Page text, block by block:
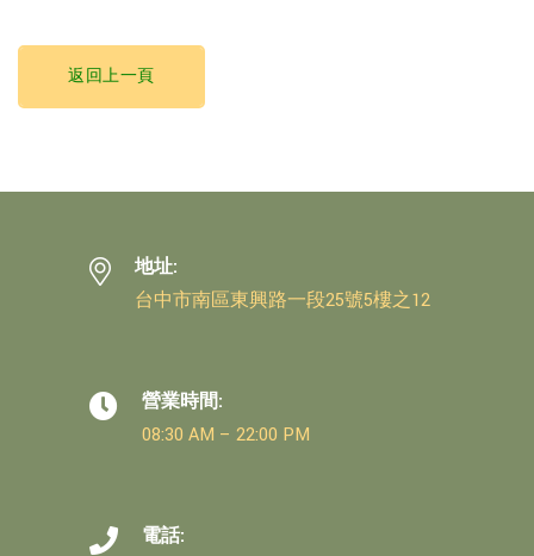
返回上一頁
地址:
台中市南區東興路一段25號5樓之12
營業時間:
08:30 AM – 22:00 PM
電話: